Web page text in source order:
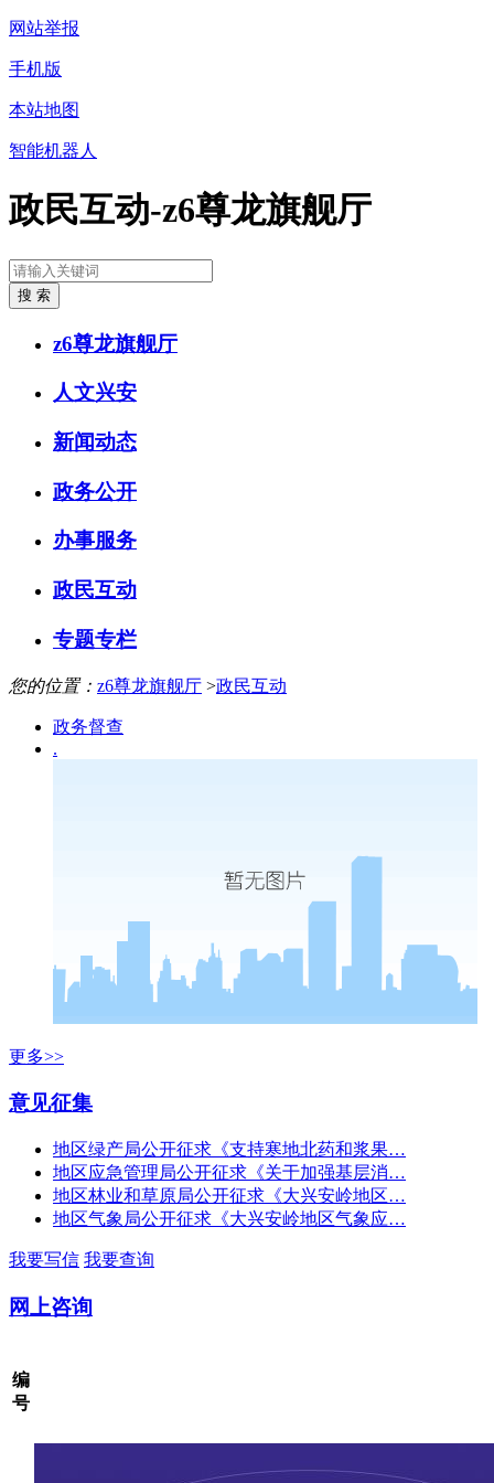
网站举报
手机版
本站地图
智能机器人
政民互动-z6尊龙旗舰厅
z6尊龙旗舰厅
人文兴安
新闻动态
政务公开
办事服务
政民互动
专题专栏
您的位置： z6尊龙旗舰厅 >政民互动
政务督查
.
更多>>
意见征集
地区绿产局公开征求《支持寒地北药和浆果…
地区应急管理局公开征求《关于加强基层消…
地区林业和草原局公开征求《大兴安岭地区…
地区气象局公开征求《大兴安岭地区气象应…
我要写信 我要查询
网上咨询
编
号